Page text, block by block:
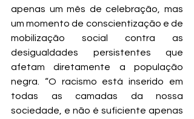
apenas um mês de celebração, mas
um momento de conscientização e de
mobilização social contra as
desigualdades persistentes que
afetam diretamente a população
negra. “O racismo está inserido em
todas as camadas da nossa
sociedade, e não é suficiente apenas